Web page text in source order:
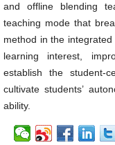
and offline blending
teaching mode that
method in the
learning interest,
establish the student-
cultivate students’
ability.